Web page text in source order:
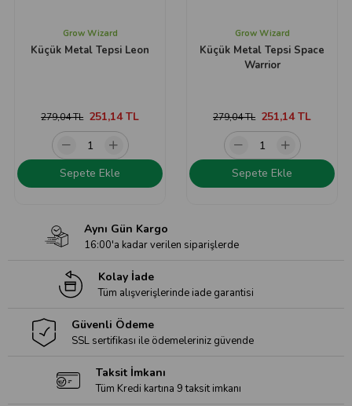
Grow Wizard
Küçük Metal Tepsi Leon
251,14 TL
279,04 TL
Sepete Ekle
Grow Wizard
Küçük Metal Tepsi Space
Warrior
251,14 TL
279,04 TL
Sepete Ekle
Aynı Gün Kargo
16:00'a kadar verilen siparişlerde
Kolay İade
Tüm alışverişlerinde iade garantisi
Güvenli Ödeme
SSL sertifikası ile ödemeleriniz güvende
Taksit İmkanı
Tüm Kredi kartına 9 taksit imkanı